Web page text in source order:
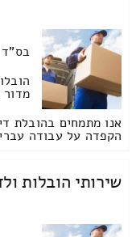
בס"ד
מדור
אנו מתמחים בהובלת
הקפדה על עבודה
שירותי הובלות